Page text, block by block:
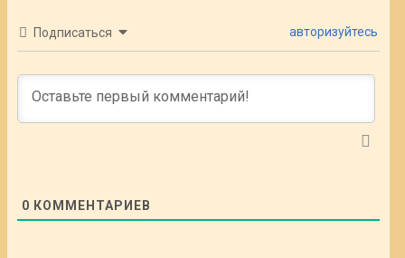
Подписаться авторизуйтесь
0 КОММЕНТАРИЕВ